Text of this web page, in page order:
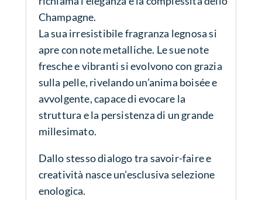
Champagne.
La sua irresistibile fragranza legnosa si
apre con note metalliche. Le sue note
fresche e vibranti si evolvono con grazia
sulla pelle, rivelando un’anima boisée e
avvolgente, capace di evocare la
struttura e la persistenza di un grande
millesimato.
Dallo stesso dialogo tra savoir-faire e
creatività nasce un’esclusiva selezione
enologica.